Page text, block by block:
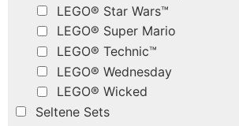
LEGO® Star Wars™
LEGO® Super Mario
LEGO® Technic™
LEGO® Wednesday
LEGO® Wicked
Seltene Sets